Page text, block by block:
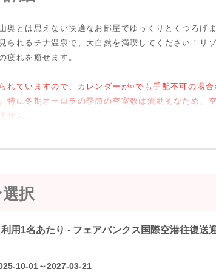
・ジャクジー ２つ（温度：約38.9℃）
・スイミング・プール１つ
深さ：約67cm-約150cm
表面積：縦：約17m 幅：約6m
す。）
・コイン・ロッカー / サイズ：（cm表示）
んのでご注意ください。お迎え時間は 最
けるようお願いいたします。（17:00 ピ
17:00-17:30 の間にドライバーが迎えに
20:00
25:00
奥とは思えない快適なお部屋でゆっくりとくつろげ
られるチナ温泉で、大自然を満喫してください！リ
疲れを癒せます。
れていますので、カレンダーが○でも手配不可の場
特に冬期オーロラの季節の空室数は流動的なため、
せん。
択
用1名あたり - フェアバンクス国際空港往復送
10-01～2027-03-21